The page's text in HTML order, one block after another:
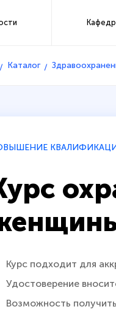
Каталог
Курс подходит для
Удостоверение
Возможность